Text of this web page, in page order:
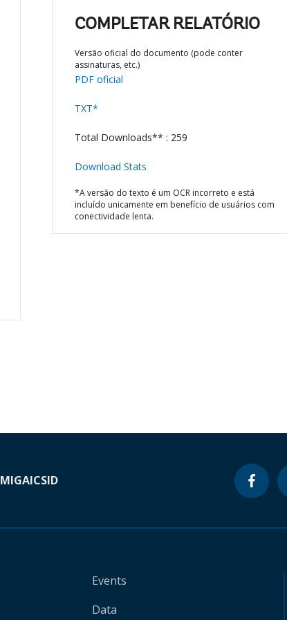
COMPLETAR RELATÓRIO
Versão oficial do documento (pode conter
assinaturas, etc.)
PDF oficial
TXT*
Total Downloads** : 259
Download Stats
*A versão do texto é um OCR incorreto e está
incluído unicamente em benefício de usuários com
conectividade lenta.
MIGAICSID
Events
Data